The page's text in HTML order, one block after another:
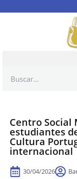
Centro Social
estudiantes
Cultura
internacional
30/04/2026